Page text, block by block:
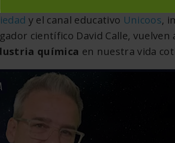
y el canal educativo Unicoos,
científico David Calle, vuelven
química en nuestra vida